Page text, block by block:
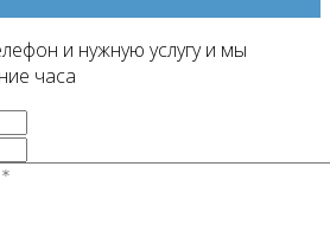
и нужную услугу и мы
часа